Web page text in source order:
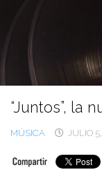
contenido
“Juntos”, la
MÚSICA JULIO